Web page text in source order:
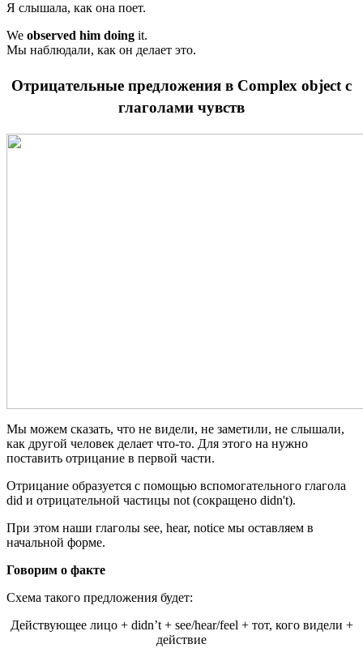
Я слышала, как она поет.
We observed him doing it.
Мы наблюдали, как он делает это.
Отрицательные предложения в Complex object с
глаголами чувств
Мы можем сказать, что не видели, не заметили, не слышали,
как другой человек делает что-то. Для этого на нужно
поставить отрицание в первой части.
Отрицание образуется с помощью вспомогательного глагола
did и отрицательной частицы not (сокращено didn't).
При этом наши глаголы see, hear, notice мы оставляем в
начальной форме.
Говорим о факте
Схема такого предложения будет:
Действующее лицо + didn’t + see/hear/feel + тот, кого видели +
действие